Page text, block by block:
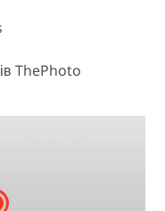
ThePhoto